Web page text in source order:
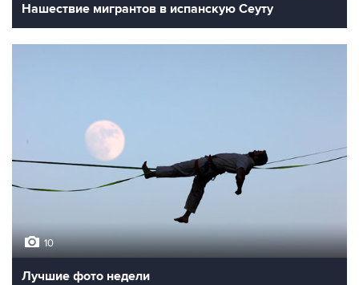
Нашествие мигрантов в испанскую Сеуту
10
Лучшие фото недели